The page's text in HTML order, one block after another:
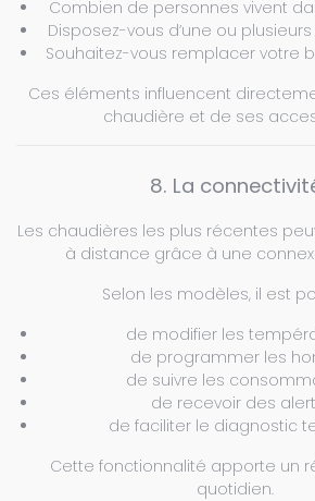
Combien de personnes vivent
Disposez-vous d’une ou
Souhaitez-vous remplacer votre
Ces éléments influencent
chaudière et de ses
8. La
Les chaudières les plus récentes
à distance grâce à une
Selon les modèles, il est
de modifier les
de programmer les
de suivre les
de recevoir des
de faciliter le diagnostic
Cette fonctionnalité apporte un
quotidien.